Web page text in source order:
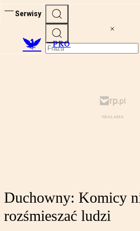
Serwisy
PRO
Duchowny: Komicy
rozśmieszać ludzi